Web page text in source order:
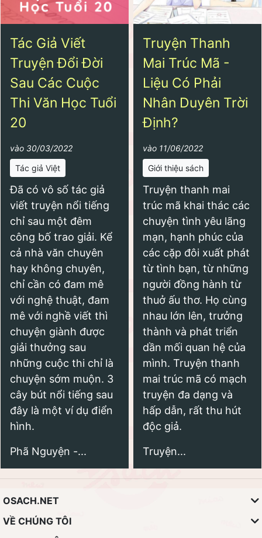
Tác Giả Viết
Truyện Đổi Đời
Sau Các Cuộc
Thi Văn Học Tuổi
20
vào 30/03/2022
Tác giả Việt
Đã có vô số tác giả
viết truyện nổi tiếng
chỉ sau một đêm
công bố trao giải. Kể
cả nhà văn chuyên
hay không chuyên,
chỉ cần có đam mê
với nghệ thuật, đam
mê với nghề viết thì
chuyện giành được
giải thưởng sau
những cuộc thi chỉ là
chuyện sớm muộn. 3
cây bút nổi tiếng sau
đây là một ví dụ điển
hình.
Phã Nguyện -...
Truyện Thanh
Mai Trúc Mã -
Liệu Có Phải
Nhân Duyên Trời
Định?
vào 11/06/2022
Giới thiệu sách
Truyện thanh mai
trúc mã khai thác các
chuyện tình yêu lãng
mạn, hạnh phúc của
các cặp đôi xuất phát
từ tình bạn, từ những
người đồng hành từ
thuở ấu thơ. Họ cùng
nhau lớn lên, trưởng
thành và phát triển
dần mối quan hệ của
mình. Truyện thanh
mai trúc mã có mạch
truyện đa dạng và
hấp dẫn, rất thu hút
độc giả.
Truyện...
OSACH.NET
VỀ CHÚNG TÔI